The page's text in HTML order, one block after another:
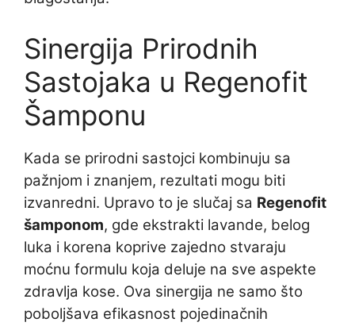
Sinergija Prirodnih
Sastojaka u Regenofit
Šamponu
Kada se prirodni sastojci kombinuju sa
pažnjom i znanjem, rezultati mogu biti
izvanredni. Upravo to je slučaj sa Regenofit
šamponom, gde ekstrakti lavande, belog
luka i korena koprive zajedno stvaraju
moćnu formulu koja deluje na sve aspekte
zdravlja kose. Ova sinergija ne samo što
poboljšava efikasnost pojedinačnih